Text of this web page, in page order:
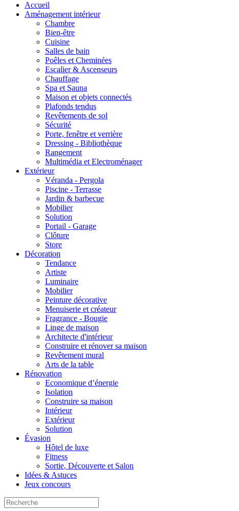
Accueil
Aménagement intérieur
Chambre
Bien-être
Cuisine
Salles de bain
Poêles et Cheminées
Escalier & Ascenseurs
Chauffage
Spa et Sauna
Maison et objets connectés
Plafonds tendus
Revêtements de sol
Sécurité
Porte, fenêtre et verrière
Dressing - Bibliothèque
Rangement
Multimédia et Electroménager
Extérieur
Véranda - Pergola
Piscine - Terrasse
Jardin & barbecue
Mobilier
Solution
Portail - Garage
Clôture
Store
Décoration
Tendance
Artiste
Luminaire
Mobilier
Peinture décorative
Menuiserie et créateur
Fragrance - Bougie
Linge de maison
Architecte d'intérieur
Construire et rénover sa maison
Revêtement mural
Arts de la table
Rénovation
Economique d’énergie
Isolation
Construire sa maison
Intérieur
Extérieur
Solution
Évasion
Hôtel de luxe
Fitness
Sortie, Découverte et Salon
Idées & Astuces
Jeux concours